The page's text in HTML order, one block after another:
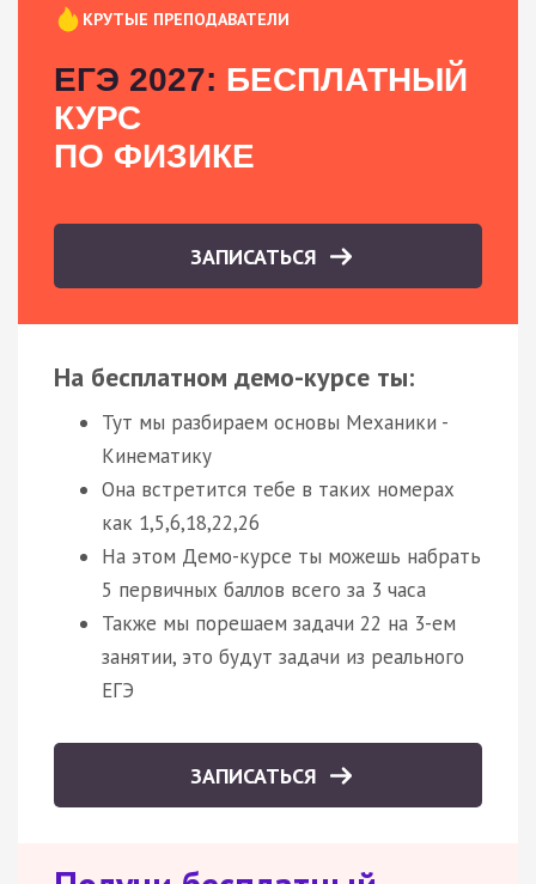
КРУТЫЕ ПРЕПОДАВАТЕЛИ
ЕГЭ 2027: БЕСПЛАТНЫЙ
КУРС
ПО ФИЗИКЕ
ЗАПИСАТЬСЯ
На бесплатном демо-курсе ты:
Тут мы разбираем основы Механики -
Кинематику
Она встретится тебе в таких номерах
как 1,5,6,18,22,26
На этом Демо-курсе ты можешь набрать
5 первичных баллов всего за 3 часа
Также мы порешаем задачи 22 на 3-ем
занятии, это будут задачи из реального
ЕГЭ
ЗАПИСАТЬСЯ